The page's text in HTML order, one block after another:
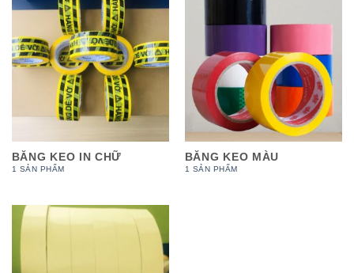
BĂNG KEO IN CHỮ
1 SẢN PHẨM
BĂNG KEO MÀU
1 SẢN PHẨM